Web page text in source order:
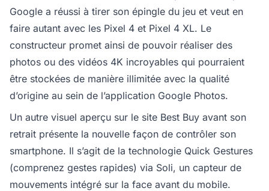
Google a réussi à tirer son épingle du jeu et veut en
faire autant avec les Pixel 4 et Pixel 4 XL. Le
constructeur promet ainsi de pouvoir réaliser des
photos ou des vidéos 4K incroyables qui pourraient
être stockées de manière illimitée avec la qualité
d’origine au sein de l’application Google Photos.
Un autre visuel aperçu sur le site Best Buy avant son
retrait présente la nouvelle façon de contrôler son
smartphone. Il s’agit de la technologie Quick Gestures
(comprenez gestes rapides) via Soli, un capteur de
mouvements intégré sur la face avant du mobile.